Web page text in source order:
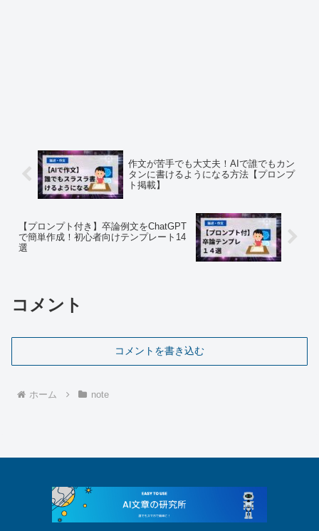
作文が苦手でも大丈夫！AIで誰でもカン
タンに書けるようになる方法【プロンプ
ト掲載】
【プロンプト付き】卒論例文をChatGPT
で簡単作成！初心者向けテンプレート14
選
コメント
コメントを書き込む
ホーム note